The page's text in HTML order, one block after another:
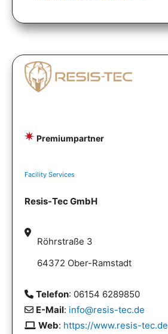
Premiumpartner
Facility Services
Resis-Tec GmbH
Röhrstraße 3
64372 Ober-Ramstadt
Telefon: 06154 6289850
E-Mail: info@resis-tec.de
Web: https://www.resis-tec.de